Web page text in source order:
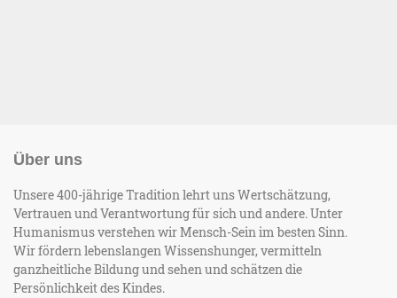
Über uns
Unsere 400-jährige Tradition lehrt uns Wertschätzung,
Vertrauen und Verantwortung für sich und andere. Unter
Humanismus verstehen wir Mensch-Sein im besten Sinn.
Wir fördern lebenslangen Wissenshunger, vermitteln
ganzheitliche Bildung und sehen und schätzen die
Persönlichkeit des Kindes.